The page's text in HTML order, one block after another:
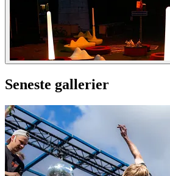
Seneste gallerier